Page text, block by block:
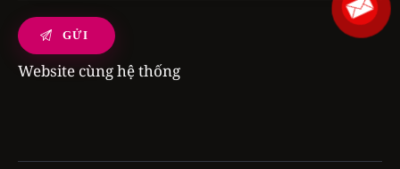
Website cùng hệ thống